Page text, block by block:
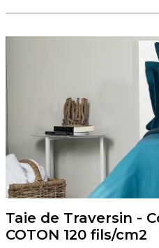
Taie de Traversin -
COTON 120 fils/cm2